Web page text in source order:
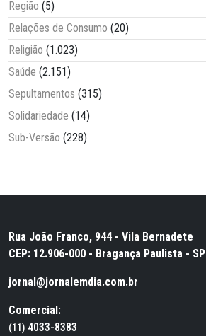
Região (5)
Relações de Consumo (20)
Religião (1.023)
Saúde (2.151)
Sepultamentos (315)
Solidariedade (14)
Sub-Versão (228)
Rua João Franco, 944 - Vila Bernadete
CEP: 12.906-000 - Bragança Paulista - SP
jornal@jornalemdia.com.br
Comercial:
(11) 4033-8383